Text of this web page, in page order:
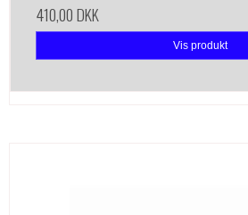
410,00 DKK
Vis produkt